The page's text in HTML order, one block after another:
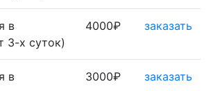
в
3-х суток)
4000₽ заказать
в
3000₽ заказать